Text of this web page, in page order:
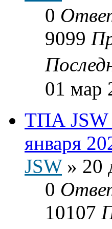
0
9099
01 мар
ТПА JSW
января
JSW» 20
0
10107